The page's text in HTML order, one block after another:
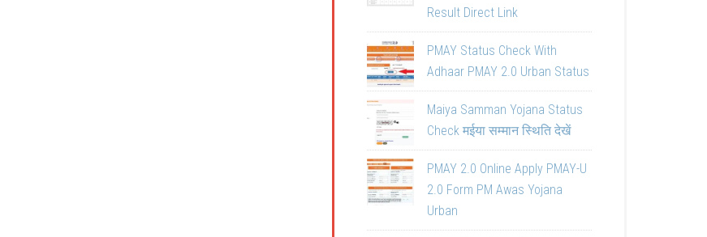
Result Direct Link
PMAY Status Check With
Adhaar PMAY 2.0 Urban Status
Maiya Samman Yojana Status
Check मईया सम्मान स्थिति देखें
PMAY 2.0 Online Apply PMAY-U
2.0 Form PM Awas Yojana
Urban